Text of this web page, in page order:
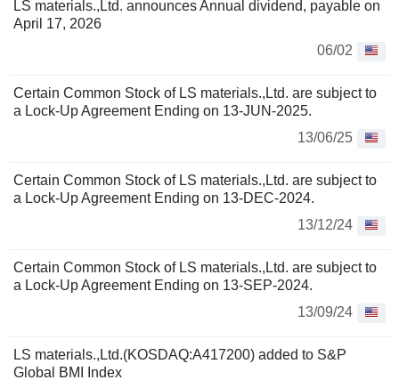
LS materials.,Ltd. announces Annual dividend, payable on
April 17, 2026
06/02
Certain Common Stock of LS materials.,Ltd. are subject to
a Lock-Up Agreement Ending on 13-JUN-2025.
13/06/25
Certain Common Stock of LS materials.,Ltd. are subject to
a Lock-Up Agreement Ending on 13-DEC-2024.
13/12/24
Certain Common Stock of LS materials.,Ltd. are subject to
a Lock-Up Agreement Ending on 13-SEP-2024.
13/09/24
LS materials.,Ltd.(KOSDAQ:A417200) added to S&P
Global BMI Index